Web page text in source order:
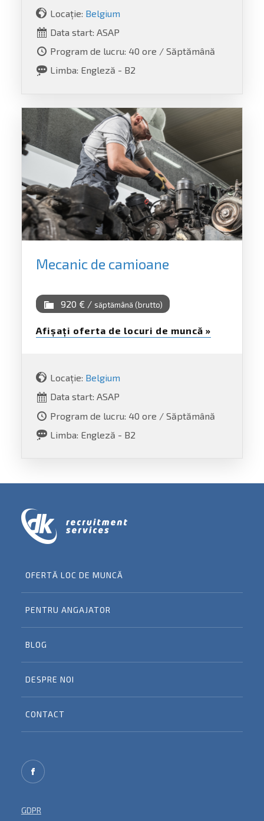
Locație: Belgium
Data start: ASAP
Program de lucru: 40 ore / Săptămână
Limba: Engleză - B2
Mecanic de camioane
920 € / săptămână (brutto)
Afișați oferta de locuri de muncă »
Locație: Belgium
Data start: ASAP
Program de lucru: 40 ore / Săptămână
Limba: Engleză - B2
OFERTĂ LOC DE MUNCĂ
PENTRU ANGAJATOR
BLOG
DESPRE NOI
CONTACT
GDPR